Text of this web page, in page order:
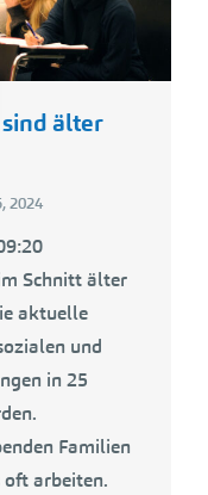
älter
2024
Schnitt älter
aktuelle
und
in 25
Familien
oft arbeiten.